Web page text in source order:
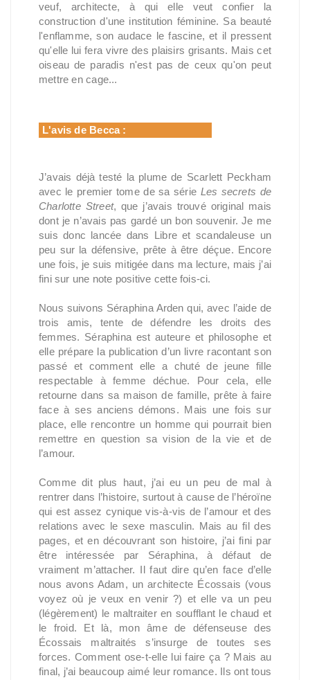
veuf, architecte, à qui elle veut confier la
construction d'une institution féminine. Sa beauté
l'enflamme, son audace le fascine, et il pressent
qu'elle lui fera vivre des plaisirs grisants. Mais cet
oiseau de paradis n'est pas de ceux qu'on peut
mettre en cage...
L'avis de Becca :
J’avais déjà testé la plume de Scarlett Peckham
avec le premier tome de sa série Les secrets de
Charlotte Street, que j’avais trouvé original mais
dont je n’avais pas gardé un bon souvenir. Je me
suis donc lancée dans Libre et scandaleuse un
peu sur la défensive, prête à être déçue. Encore
une fois, je suis mitigée dans ma lecture, mais j’ai
fini sur une note positive cette fois-ci.
Nous suivons Séraphina Arden qui, avec l’aide de
trois amis, tente de défendre les droits des
femmes. Séraphina est auteure et philosophe et
elle prépare la publication d’un livre racontant son
passé et comment elle a chuté de jeune fille
respectable à femme déchue. Pour cela, elle
retourne dans sa maison de famille, prête à faire
face à ses anciens démons. Mais une fois sur
place, elle rencontre un homme qui pourrait bien
remettre en question sa vision de la vie et de
l’amour.
Comme dit plus haut, j’ai eu un peu de mal à
rentrer dans l’histoire, surtout à cause de l’héroïne
qui est assez cynique vis-à-vis de l’amour et des
relations avec le sexe masculin. Mais au fil des
pages, et en découvrant son histoire, j’ai fini par
être intéressée par Séraphina, à défaut de
vraiment m’attacher. Il faut dire qu’en face d’elle
nous avons Adam, un architecte Écossais (vous
voyez où je veux en venir ?) et elle va un peu
(légèrement) le maltraiter en soufflant le chaud et
le froid. Et là, mon âme de défenseuse des
Écossais maltraités s’insurge de toutes ses
forces. Comment ose-t-elle lui faire ça ? Mais au
final, j’ai beaucoup aimé leur romance. Ils ont tous